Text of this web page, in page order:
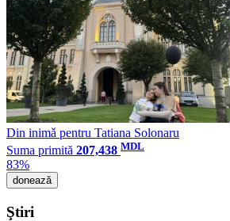
Din inimǎ pentru Tatiana Solonaru
Suma primită 207,438 MDL
83%
donează
Ştiri